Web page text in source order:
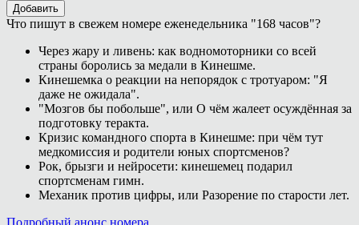
Добавить
Что пишут в свежем номере еженедельника "168 часов"?
Через жару и ливень: как водномоторники со всей
страны боролись за медали в Кинешме.
Кинешемка о реакции на непорядок с тротуаром: "Я
даже не ожидала".
"Мозгов бы побольше", или О чём жалеет осуждённая за
подготовку теракта.
Кризис командного спорта в Кинешме: при чём тут
медкомиссия и родители юных спортсменов?
Рок, брызги и нейросети: кинешемец подарил
спортсменам гимн.
Механик против цифры, или Разорение по старости лет.
Подробный анонс номера